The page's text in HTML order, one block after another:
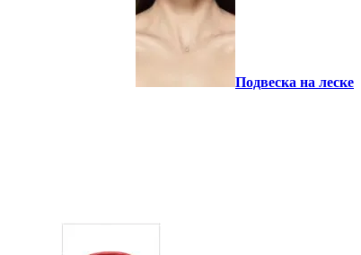
Подвеска на леске